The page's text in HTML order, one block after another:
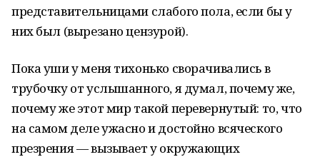
представительницами слабого пола, если бы у
них был (вырезано цензурой).
Пока уши у меня тихонько сворачивались в
трубочку от услышанного, я думал, почему же,
почему же этот мир такой перевернутый: то, что
на самом деле ужасно и достойно всяческого
презрения — вызывает у окружающих